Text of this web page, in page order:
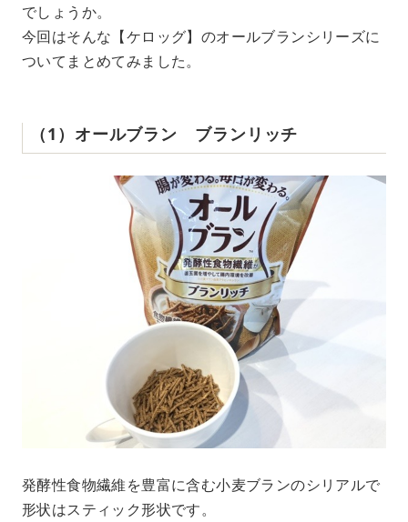
でしょうか。
今回はそんな【ケロッグ】のオールブランシリーズに
ついてまとめてみました。
（1）オールブラン ブランリッチ
発酵性食物繊維を豊富に含む小麦ブランのシリアルで
形状はスティック形状です。